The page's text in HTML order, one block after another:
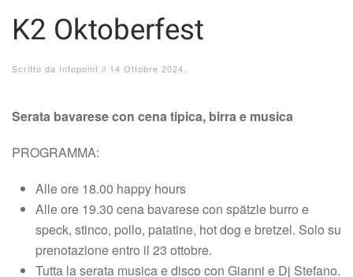
K2 Oktoberfest
Scritto da Infopoint il 14 Ottobre 2024
Serata bavarese con cena tipica, birra e musica
PROGRAMMA:
Alle ore 18.00 happy hours
Alle ore 19.30 cena bavarese con spätzle burro e
speck, stinco, pollo, patatine, hot dog e bretzel. Solo su
prenotazione entro il 23 ottobre.
Tutta la serata musica e disco con Gianni e Dj Stefano.